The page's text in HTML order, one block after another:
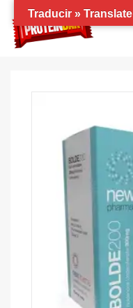
Traducir » Translate